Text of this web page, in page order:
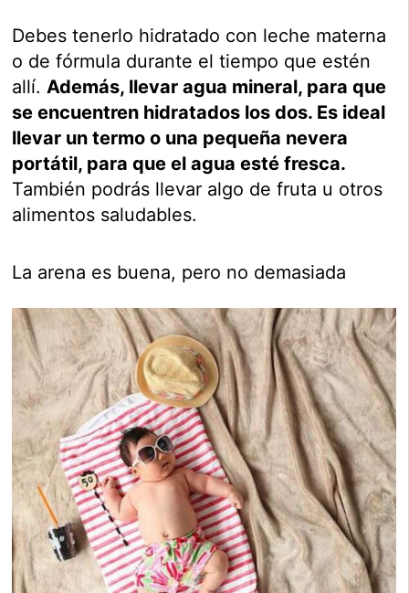
Debes tenerlo hidratado con leche materna
o de fórmula durante el tiempo que estén
allí.Además, llevar agua mineral, para que
se encuentren hidratados los dos. Es ideal
llevar un termo o una pequeña nevera
portátil, para que el agua esté fresca.
También podrás llevar algo de fruta u otros
alimentos saludables.
La arena es buena, pero no demasiada